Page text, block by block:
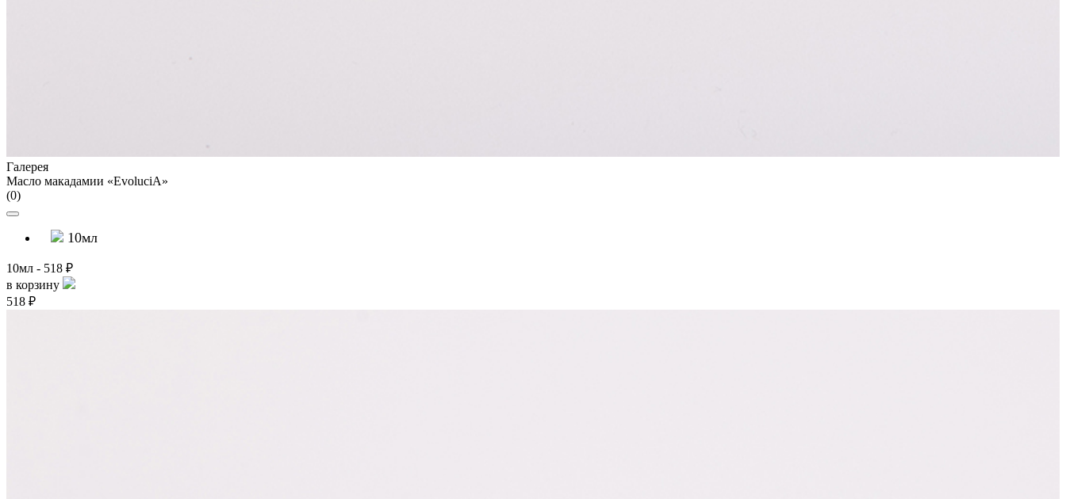
Галерея
Масло макадамии «EvoluciA»
(0)
10мл
10мл - 518 ₽
в корзину
518 ₽